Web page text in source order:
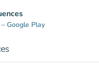
– Google Play